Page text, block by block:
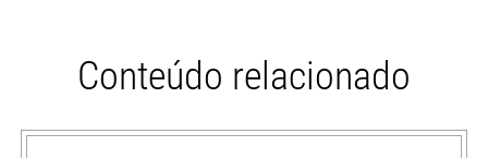
Conteúdo relacionado